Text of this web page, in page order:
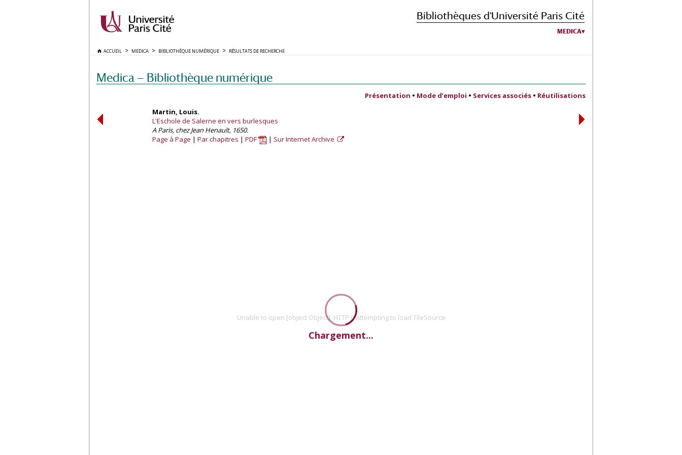
Bibliothèques d'Université Paris Cité
MEDICA
ACCUEIL MEDICA BIBLIOTHÈQUE NUMÉRIQUE RÉSULTATS DE RECHERCHE
Medica — Bibliothèque numérique
Présentation • Mode d’emploi • Services associés • Réutilisations
Martin, Louis.
L'Eschole de Salerne en vers burlesques
A Paris, chez Jean Henault, 1650.
Page à Page
Par chapitres PDF Sur Internet Archive
Unable to open [object Object]: HTTP 0 attempting to load TileSource
Chargement...